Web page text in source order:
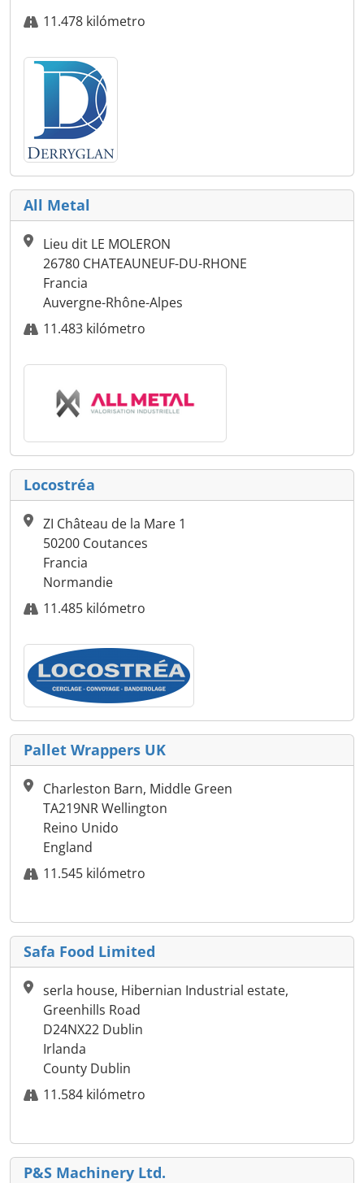
11.478 kilómetro
All Metal
Lieu dit LE MOLERON
26780 CHATEAUNEUF-DU-RHONE
Francia
Auvergne-Rhône-Alpes
11.483 kilómetro
Locostréa
ZI Château de la Mare 1
50200 Coutances
Francia
Normandie
11.485 kilómetro
Pallet Wrappers UK
Charleston Barn, Middle Green
TA219NR Wellington
Reino Unido
England
11.545 kilómetro
Safa Food Limited
serla house, Hibernian Industrial estate,
Greenhills Road
D24NX22 Dublin
Irlanda
County Dublin
11.584 kilómetro
P&S Machinery Ltd.